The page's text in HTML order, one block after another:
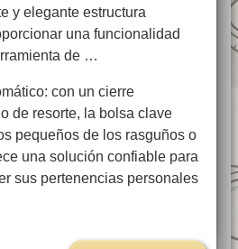
y elegante estructura
una funcionalidad
de …
con un cierre
de resorte, la bolsa clave
pequeños de los rasguños o
una solución confiable para
sus pertenencias personales